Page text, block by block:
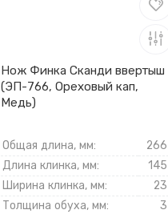
Нож Финка Сканди ввертыш
(ЭП-766, Ореховый кап,
Медь)
Общая длина, мм:
266
Длина клинка, мм:
145
Ширина клинка, мм:
23
Толщина обуха, мм:
3